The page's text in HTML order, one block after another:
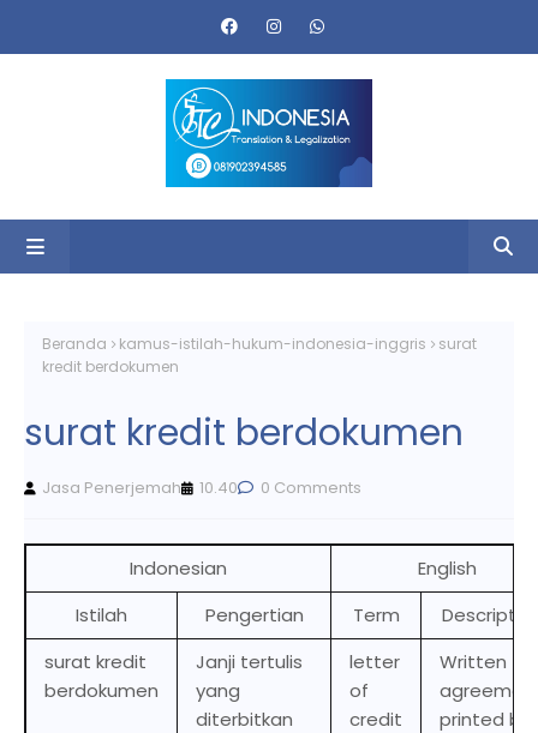
Beranda kamus-istilah-hukum-indonesia-inggris
surat
kredit berdokumen
surat kredit berdokumen
Jasa Penerjemah 10.40 0 Comments
Indonesian
English
Istilah
Pengertian Term
surat kredit
berdokumen
Janji tertulis
yang
diterbitkan
letter
of
credit
Written
printed by